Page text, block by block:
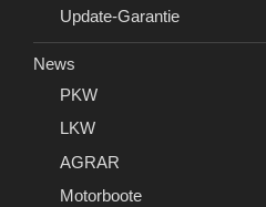
Update-Garantie
News
PKW
LKW
AGRAR
Motorboote